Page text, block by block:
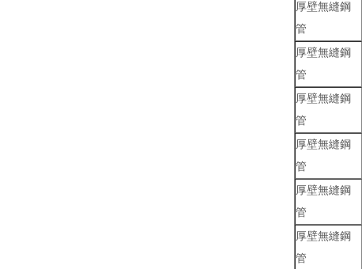
厚壁無縫鋼
管
厚壁無縫鋼
管
厚壁無縫鋼
管
厚壁無縫鋼
管
厚壁無縫鋼
管
厚壁無縫鋼
管